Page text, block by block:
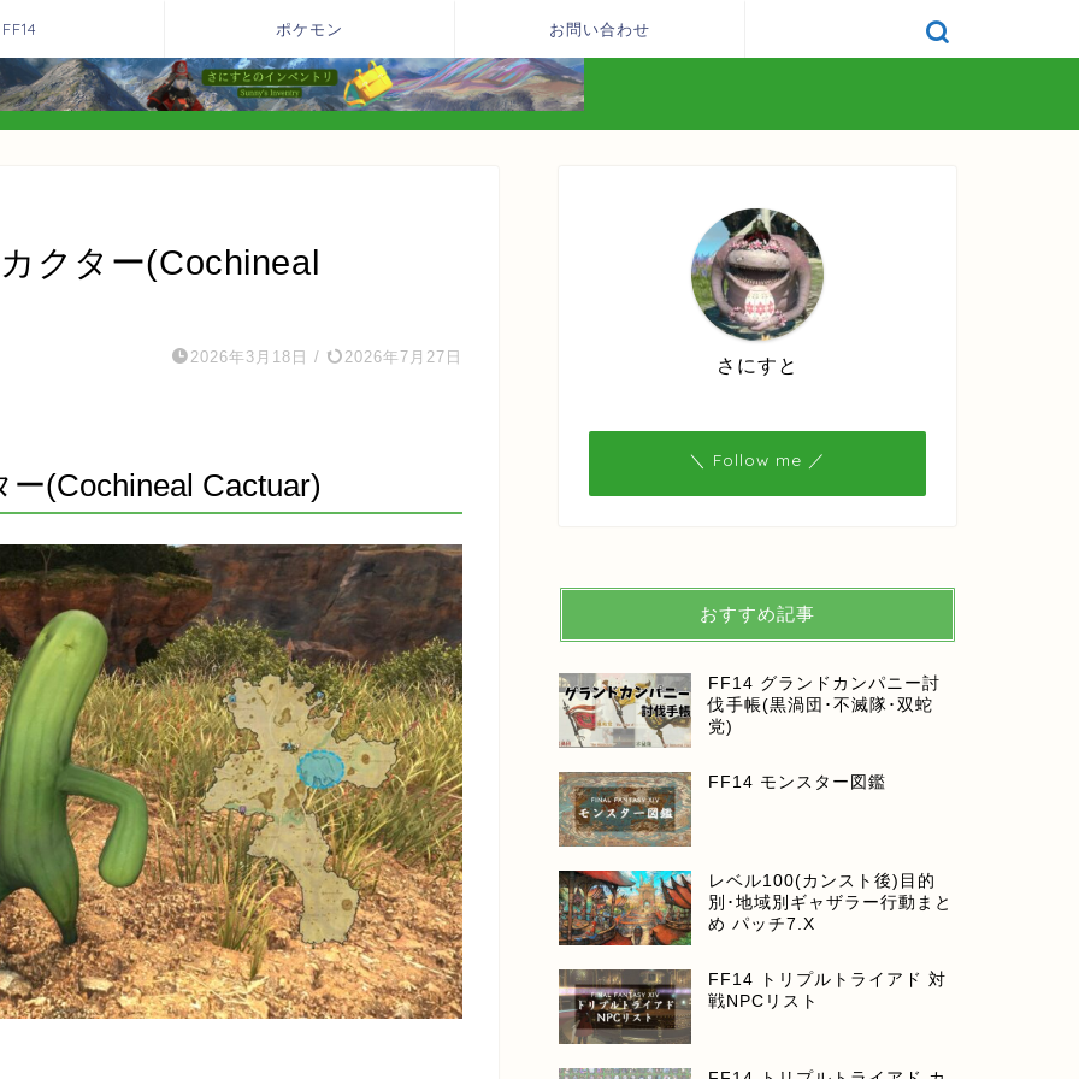
FF14 ポケモン お問い合わせ
クター(Cochineal
2026年3月18日 / 2026年7月27日
(Cochineal Cactuar)
さにすと
＼ Follow me ／
おすすめ記事
FF14 グランドカンパニー討
伐手帳(黒渦団･不滅隊･双蛇
党)
FF14 モンスター図鑑
レベル100(カンスト後)目的
別･地域別ギャザラー行動まと
め パッチ7.X
FF14 トリプルトライアド 対
戦NPCリスト